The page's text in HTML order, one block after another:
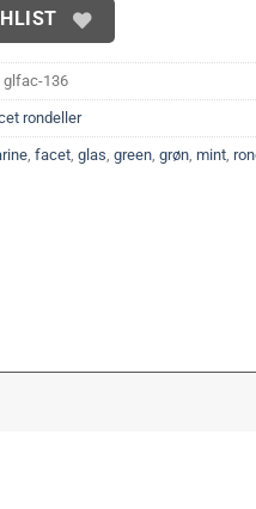
glfac-136
rondeller
facet glas green grøn mint